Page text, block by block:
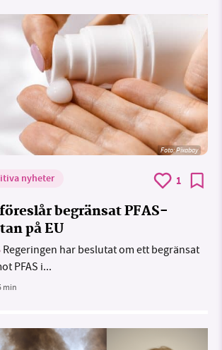
Foto:Pixabay
nyheter 1
begränsat PFAS-
på EU
Regeringen har beslutat om ett begränsat
PFAS i...
min